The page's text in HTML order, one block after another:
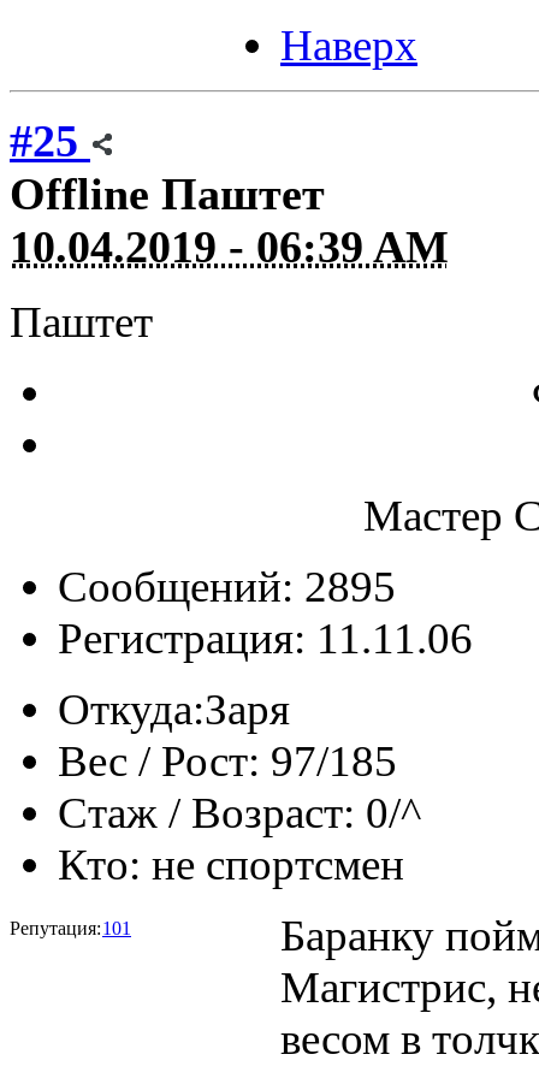
Наверх
#25
Offline Паштет
10.04.2019 - 06:39 AM
Паштет
Мастер
Сообщений: 2895
Регистрация: 11.11.06
Откуда:Заря
Вес / Рост: 97/185
Стаж / Возраст: 0/^
Кто: не спортсмен
Репутация:101
Баранку
Магистрис,
весом в